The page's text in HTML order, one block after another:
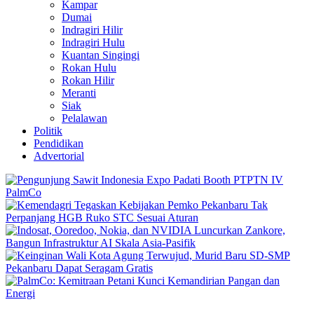
Kampar
Dumai
Indragiri Hilir
Indragiri Hulu
Kuantan Singingi
Rokan Hulu
Rokan Hilir
Meranti
Siak
Pelalawan
Politik
Pendidikan
Advertorial